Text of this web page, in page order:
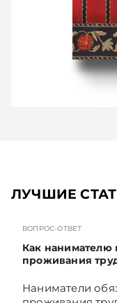
ЛУЧШИЕ
ВОПРОС-ОТВЕТ
Как нанимателю
проживания
Наниматели